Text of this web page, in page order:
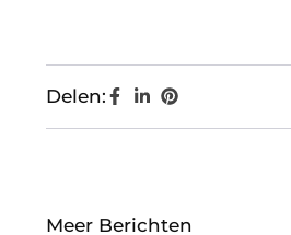
Delen:
Meer Berichten